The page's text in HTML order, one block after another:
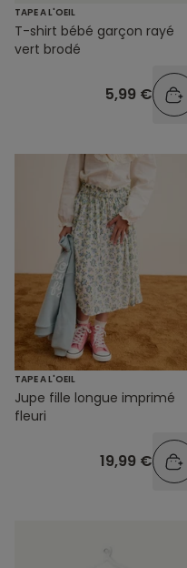
TAPE A L'OEIL
T-shirt bébé garçon rayé
vert brodé
5,99 €
TAPE A L'OEIL
Jupe fille longue imprimé
fleuri
19,99 €